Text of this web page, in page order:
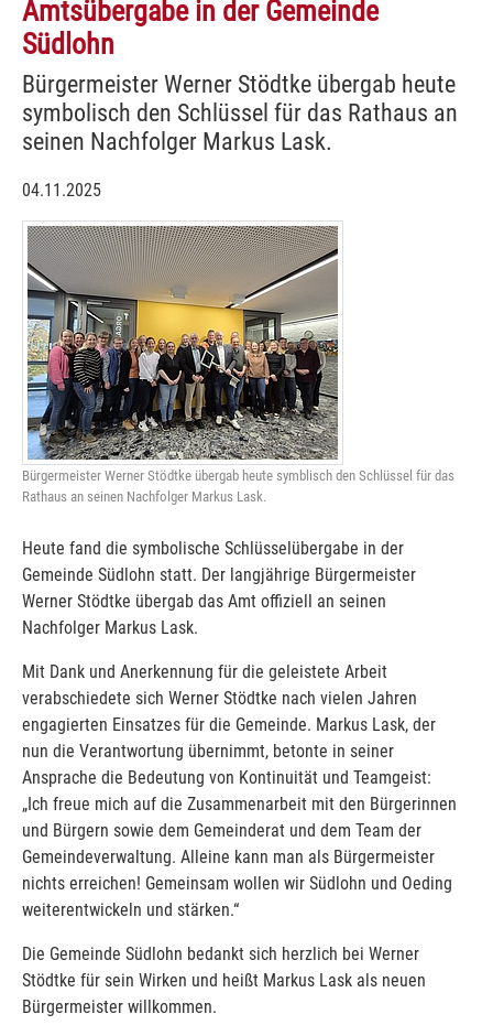
Amtsübergabe in der Gemeinde
Südlohn
Bürgermeister Werner Stödtke übergab heute
symbolisch den Schlüssel für das Rathaus an
seinen Nachfolger Markus Lask.
04.11.2025
Bürgermeister Werner Stödtke übergab heute symblisch den Schlüssel für das
Rathaus an seinen Nachfolger Markus Lask.
Heute fand die symbolische Schlüsselübergabe in der
Gemeinde Südlohn statt. Der langjährige Bürgermeister
Werner Stödtke übergab das Amt offiziell an seinen
Nachfolger Markus Lask.
Mit Dank und Anerkennung für die geleistete Arbeit
verabschiedete sich Werner Stödtke nach vielen Jahren
engagierten Einsatzes für die Gemeinde. Markus Lask, der
nun die Verantwortung übernimmt, betonte in seiner
Ansprache die Bedeutung von Kontinuität und Teamgeist:
„Ich freue mich auf die Zusammenarbeit mit den Bürgerinnen
und Bürgern sowie dem Gemeinderat und dem Team der
Gemeindeverwaltung. Alleine kann man als Bürgermeister
nichts erreichen! Gemeinsam wollen wir Südlohn und Oeding
weiterentwickeln und stärken.“
Die Gemeinde Südlohn bedankt sich herzlich bei Werner
Stödtke für sein Wirken und heißt Markus Lask als neuen
Bürgermeister willkommen.